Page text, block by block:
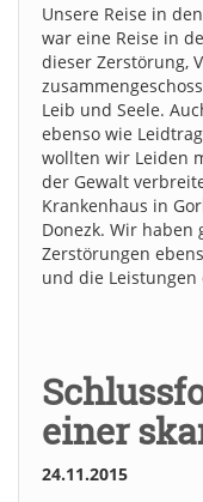
Unsere Reise in
war eine Reise in
dieser Zerstörung,
Leib und Seele.
ebenso wie
wollten wir Leiden
der Gewalt
Krankenhaus in
Donezk. Wir haben
Zerstörungen
und die Leistungen
einer
24.11.2015